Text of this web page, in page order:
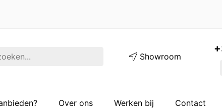
Showroom
Over ons Werken bij Contact